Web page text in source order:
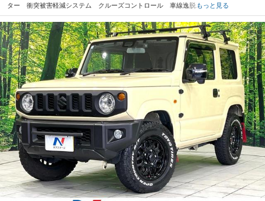
ター 衝突被害軽減システム クルーズコントロール 車線逸脱警
報 フルセグＴＶ Ｂｌｕｅｔｏｏｔｈ接続 オートエアコン Ｌ
ＥＤヘッドライト（愛知県）
もっと見る